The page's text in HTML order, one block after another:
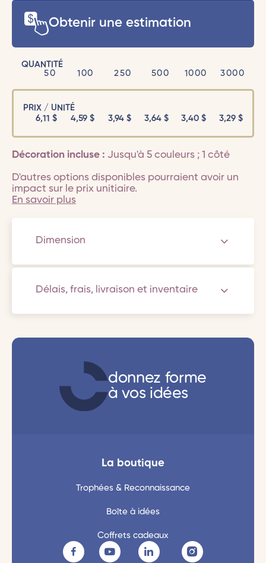
Obtenir une estimation
QUANTITÉ
50
100 250 500 1000 3000
PRIX / UNITÉ
6,11$ 4,59 $ 3,94$ 3,64$ 3,40 $ 3,29$
Décoration incluse : Jusqu'à 5 couleurs ; 1 côté
D'autres options disponibles pourraient avoir un
impact sur le prix unitiaire.
En savoir plus
Dimension
Délais, frais, livraison et inventaire
donnez forme
à vos idées
La boutique
Trophées & Reconnaissance
Boîte à idées
Coffrets cadeaux